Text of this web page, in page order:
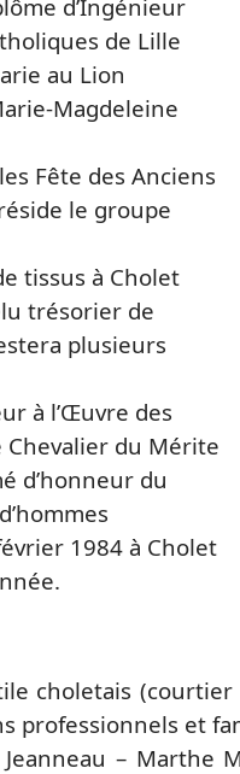
d’Ingénieur
de Lille
au Lion
Magdeleine
Fête des Anciens
le groupe
tissus à Cholet
trésorier de
plusieurs
à l’Œuvre des
Chevalier du Mérite
d’honneur du
1984 à Cholet
choletais
professionnels et
– Marthe